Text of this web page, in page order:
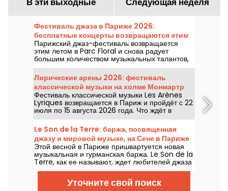
Фестиваль джаза в Париже 2026:
бесплатные концерты возвращаются этим
летом в Parc Floral — программа.
Парижский джаз-фестиваль возвращается
этим летом в Parc Floral и снова радует
большим количеством музыкальных талантов,
которые стоит увидеть и послушать на фоне
идиллической природы. Ниже — программа
бесплатных концертов на период с 24 июня по
6 сентября 2026 года!
Лирические арены 2026: фестиваль
классической музыки на холме Монмартр
Фестиваль классической музыки Les Arènes
Lyriques возвращается в Париж и пройдёт с 22
июля по 15 августа 2026 года. Что ждёт в
программе? Не менее 16 концертов, которые
пройдут в Аренах Монмартра — идиллическое
место для прослушивания великих шедевров.
Le Son de la Terre: баржа, посвященная
джазу и мировой музыке, на Сене в Париже
Этой весной в Париже пришвартуется новая
музыкальная и гурманская баржа. Le Son de la
Terre, как ее называют, ждет любителей джаза
и мировой музыки в 5-м округе для
уникального опыта, сочетающего концерты,
бистрономические блюда и коктейль-бар.
Уточните свой поиск